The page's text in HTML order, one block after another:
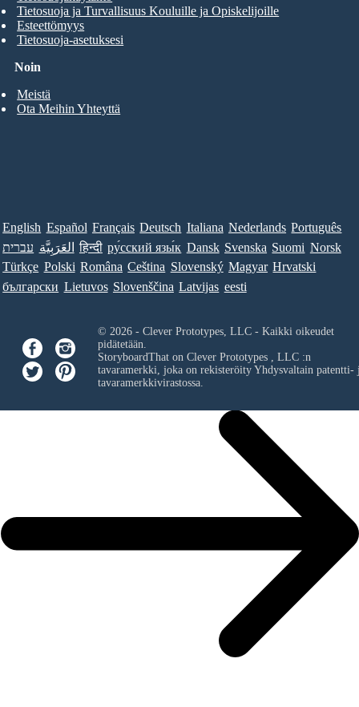
Noin
Meistä
Ota Meihin Yhteyttä
Tietosuoja ja Turvallisuus Kouluille ja Opiskelijoille
Esteettömyys
Tietosuoja-asetuksesi
English Español Français Deutsch Italiana Nederlands Português
עברית العَرَبِيَّة हिन्दी ру́сский язы́к Dansk Svenska Suomi Norsk
Türkçe Polski Româna Ceština Slovenský Magyar Hrvatski
български Lietuvos Slovenščina Latvijas eesti
© 2026 - Clever Prototypes, LLC - Kaikki oikeudet
pidätetään.
StoryboardThat on Clever Prototypes , LLC:n
tavaramerkki, joka on rekisteröity Yhdysvaltain patentti-
tavaramerkkivirastossa.